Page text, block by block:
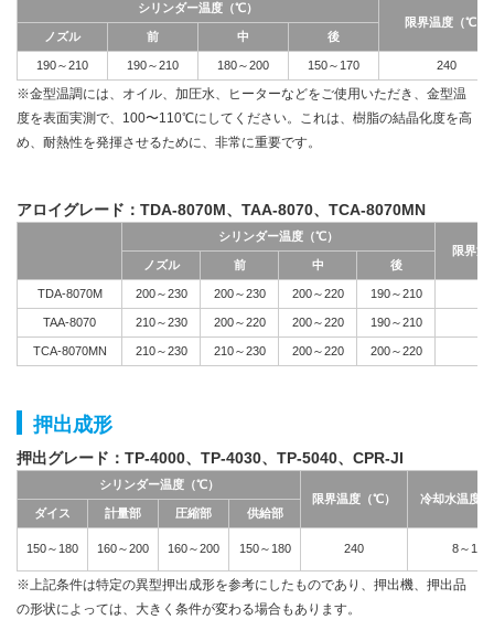
シリンダー温度（℃）
限界温度（℃）
ノズル
前 中 後
190～210 190～210 180～200 150～170 240
※金型温調には、オイル、加圧水、ヒーターなどをご使用いただき、金型温
度を表面実測で、100〜110℃にしてください。これは、樹脂の結晶化度を高
め、耐熱性を発揮させるために、非常に重要です。
アロイグレード：TDA-8070M、TAA-8070、TCA-8070MN
シリンダー温度（℃）
限界温
ノズル
前 中 後
TDA-8070M 200～230 200～230 200～220 190～210
TAA-8070 210～230 200～220 200～220 190～210
TCA-8070MN 210～230 210～230 200～220 200～220
押出成形
押出グレード：TP-4000、TP-4030、TP-5040、CPR-JI
シリンダー温度（℃）
限界温度（℃）
冷却水温度
ダイス
計量部 圧縮部 供給部
150～180 160～200 160～200 150～180 240 8～15
※上記条件は特定の異型押出成形を参考にしたものであり、押出機、押出品
の形状によっては、大きく条件が変わる場合もあります。